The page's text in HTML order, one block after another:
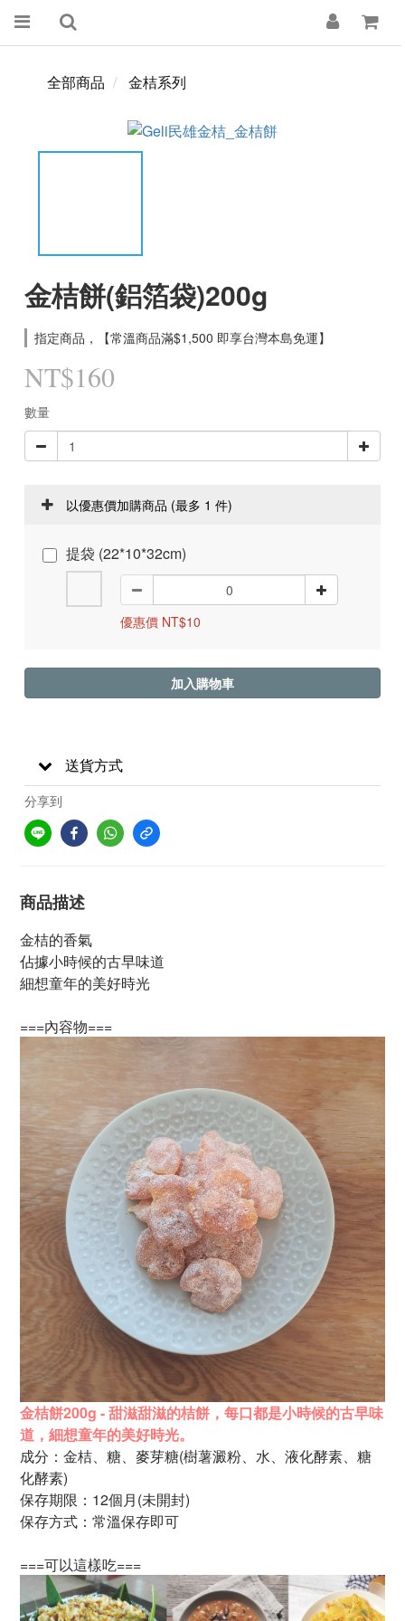
全部商品 金桔系列
金桔餅(鋁箔袋)200g
指定商品，【常溫商品滿$1,500 即享台灣本島免運】
NT$160
數量
以優惠價加購商品 (最多 1 件)
提袋 (22*10*32cm)
優惠價 NT$10
加入購物車
送貨方式
分享到
商品描述
金桔的香氣
佔據小時候的古早味道
細想童年的美好時光
===內容物===
金桔餅200g - 甜滋甜滋的桔餅，每口都是小時候的古早味
道，細想童年的美好時光。
成分：金桔、糖、麥芽糖(樹薯澱粉、水、液化酵素、糖
化酵素)
保存期限：12個月(未開封)
保存方式： 常溫保存即可
===可以這樣吃===